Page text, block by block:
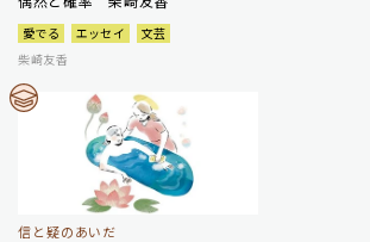
愛でる エッセイ
文芸
柴崎友香
信と疑のあいだ